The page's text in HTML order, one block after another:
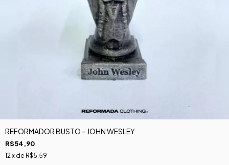
REFORMADOR BUSTO – JOHN WESLEY
R$54,90
12x de R$5,59